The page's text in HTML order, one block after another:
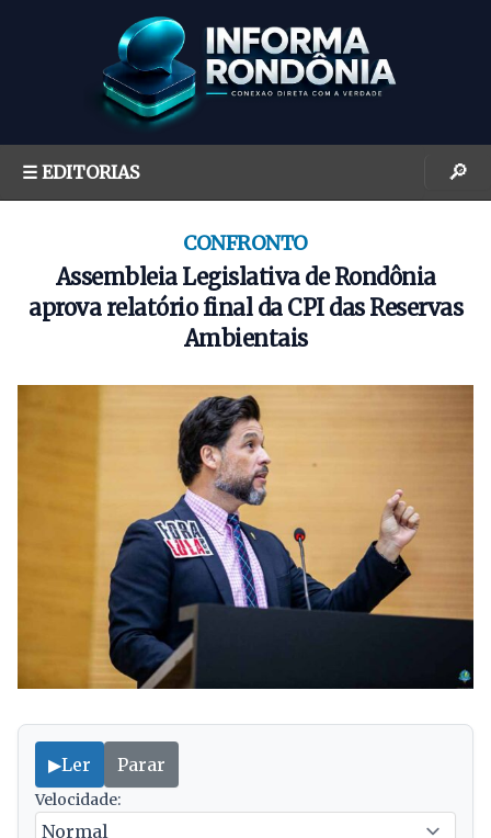
☰ EDITORIAS 🔎
CONFRONTO
Assembleia Legislativa de Rondônia
aprova relatório final da CPI das Reservas
Ambientais
▶Ler Parar
Velocidade: